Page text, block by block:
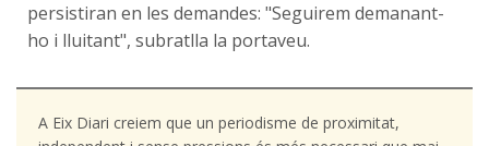
persistiran en les demandes: "Seguirem demanant-
ho i lluitant", subratlla la portaveu.
A Eix Diari creiem que un periodisme de proximitat,